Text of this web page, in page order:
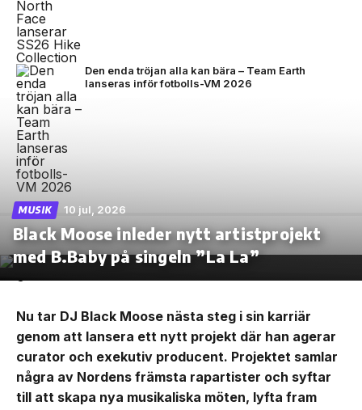
Den enda tröjan alla kan bära – Team Earth
lanseras inför fotbolls-VM 2026
MUSIK 10 jul, 2026
Black Moose inleder nytt artistprojekt
med B.Baby på singeln ”La La”
Nu tar DJ Black Moose nästa steg i sin karriär
genom att lansera ett nytt projekt där han agerar
curator och exekutiv producent. Projektet samlar
några av Nordens främsta rapartister och syftar
till att skapa nya musikaliska möten, lyfta fram